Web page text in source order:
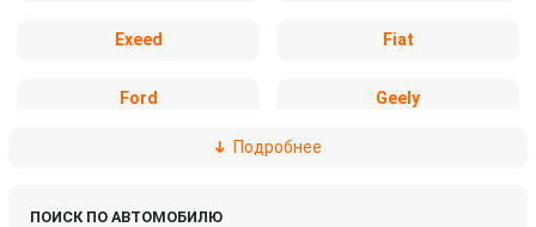
Exeed Fiat
Ford Geely
Infiniti
Подробнее
ПОИСК ПО АВТОМОБИЛЮ